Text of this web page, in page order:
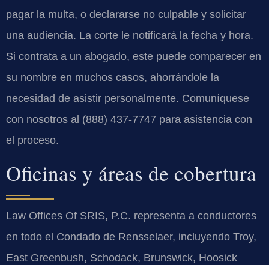
pagar la multa, o declararse no culpable y solicitar
una audiencia. La corte le notificará la fecha y hora.
Si contrata a un abogado, este puede comparecer en
su nombre en muchos casos, ahorrándole la
necesidad de asistir personalmente. Comuníquese
con nosotros al (888) 437-7747 para asistencia con
el proceso.
Oficinas y áreas de cobertura
Law Offices Of SRIS, P.C. representa a conductores
en todo el Condado de Rensselaer, incluyendo Troy,
East Greenbush, Schodack, Brunswick, Hoosick